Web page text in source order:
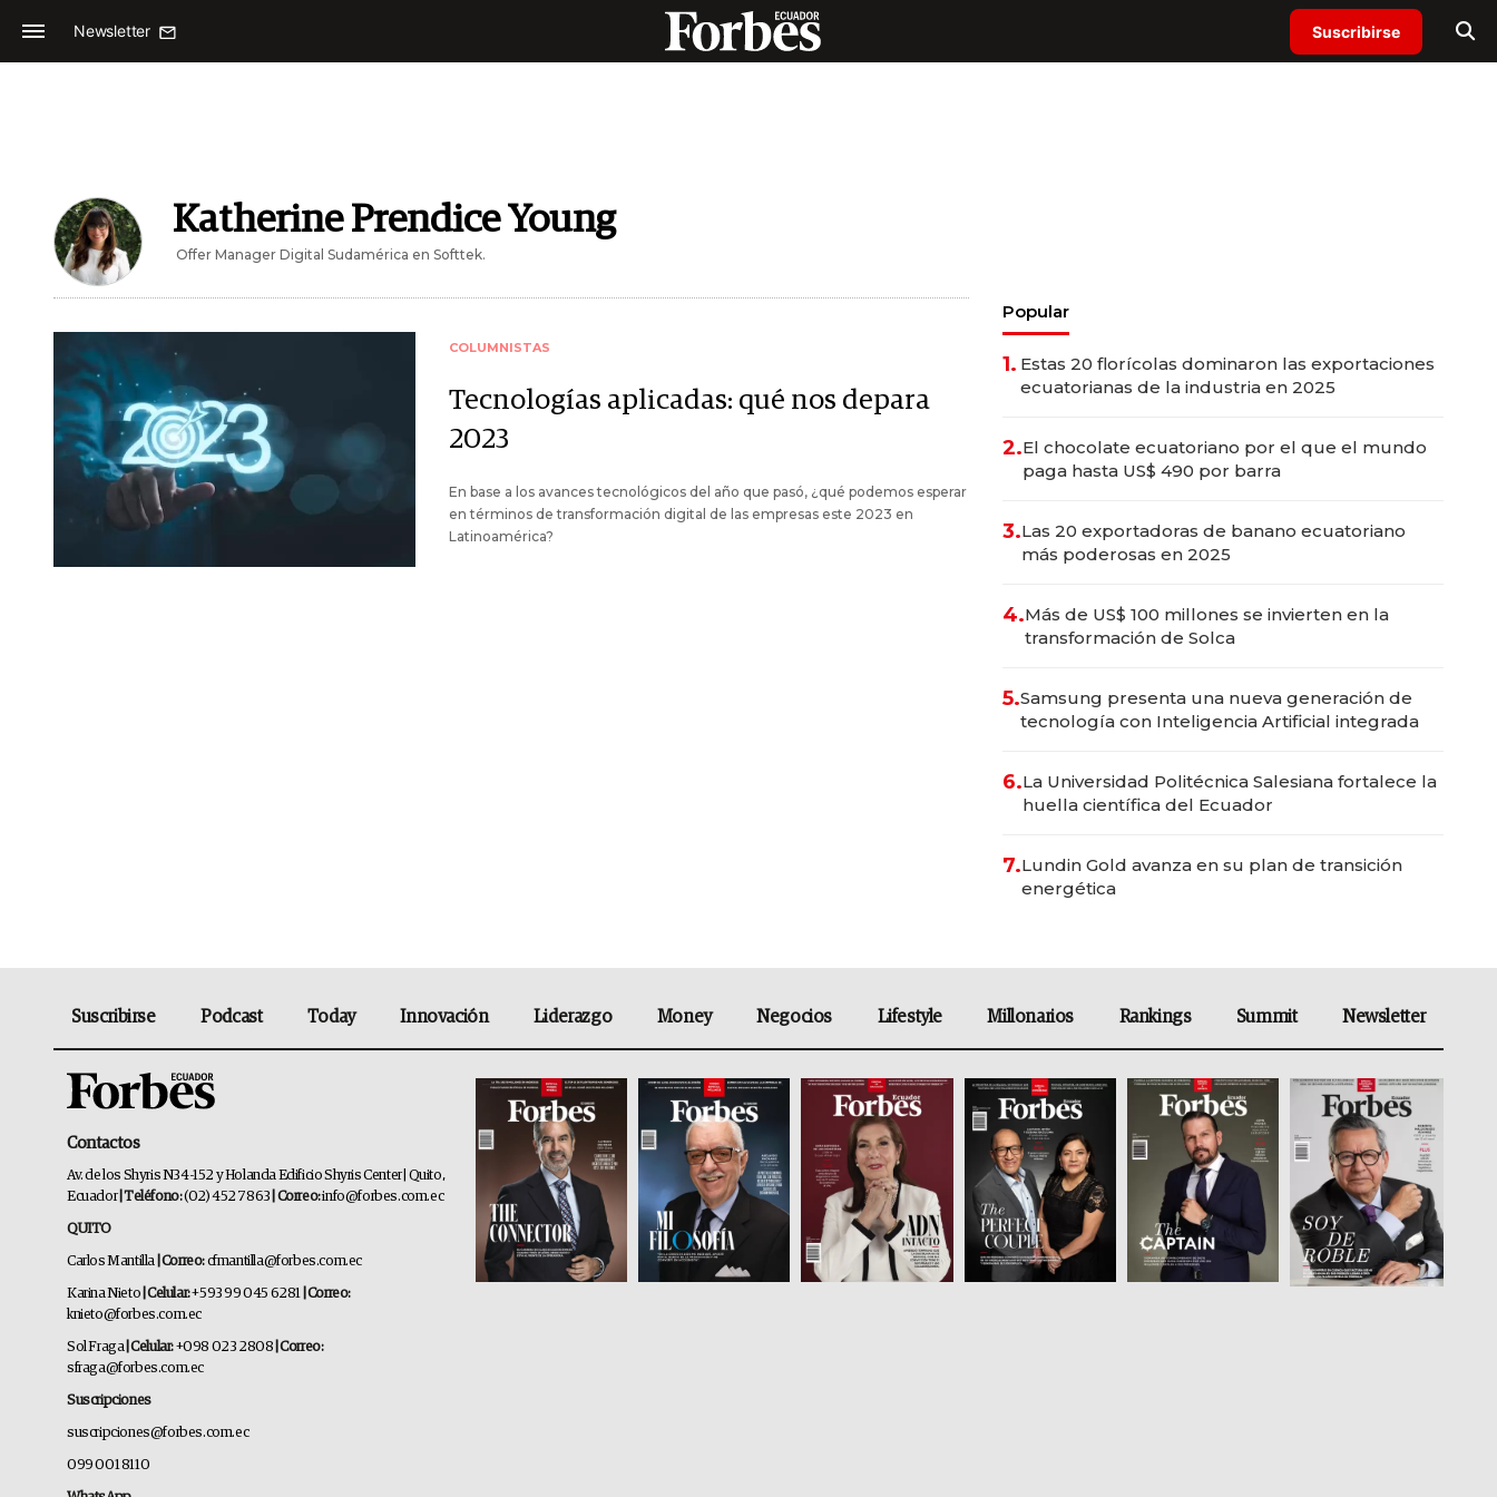
Newsletter Suscribirse
Katherine Prendice Young
Offer Manager Digital Sudamérica en Softtek.
COLUMNISTAS
Tecnologías aplicadas: qué nos depara
2023
En base a los avances tecnológicos del año que pasó, ¿qué podemos esperar
en términos de transformación digital de las empresas este 2023 en
Latinoamérica?
Popular
1. Estas 20 florícolas dominaron las exportaciones
ecuatorianas de la industria en 2025
2.El chocolate ecuatoriano por el que el mundo
paga hasta US$ 490 por barra
3.Las 20 exportadoras de banano ecuatoriano
más poderosas en 2025
4.Más de US$ 100 millones se invierten en la
transformación de Solca
5.Samsung presenta una nueva generación de
tecnología con Inteligencia Artificial integrada
6.La Universidad Politécnica Salesiana fortalece la
huella científica del Ecuador
7.Lundin Gold avanza en su plan de transición
energética
Suscribirse Podcast Today Innovación Liderazgo Money Negocios Lifestyle Millonarios Rankings Summit Newsletter
Contactos
Av. de los Shyris N34-152 y Holanda Edificio Shyris Center | Quito,
Ecuador | Teléfono:(02) 452 7863 | Correo:info@forbes.com.ec
QUITO
Carlos Mantilla | Correo:cfmantilla@forbes.com.ec
Karina Nieto | Celular:+593 99 045 6281 | Correo:
knieto@forbes.com.ec
Sol Fraga| Celular:+098 023 2808 | Correo:
sfraga@forbes.com.ec
Suscripciones
suscripciones@forbes.com.ec
099 001 8110